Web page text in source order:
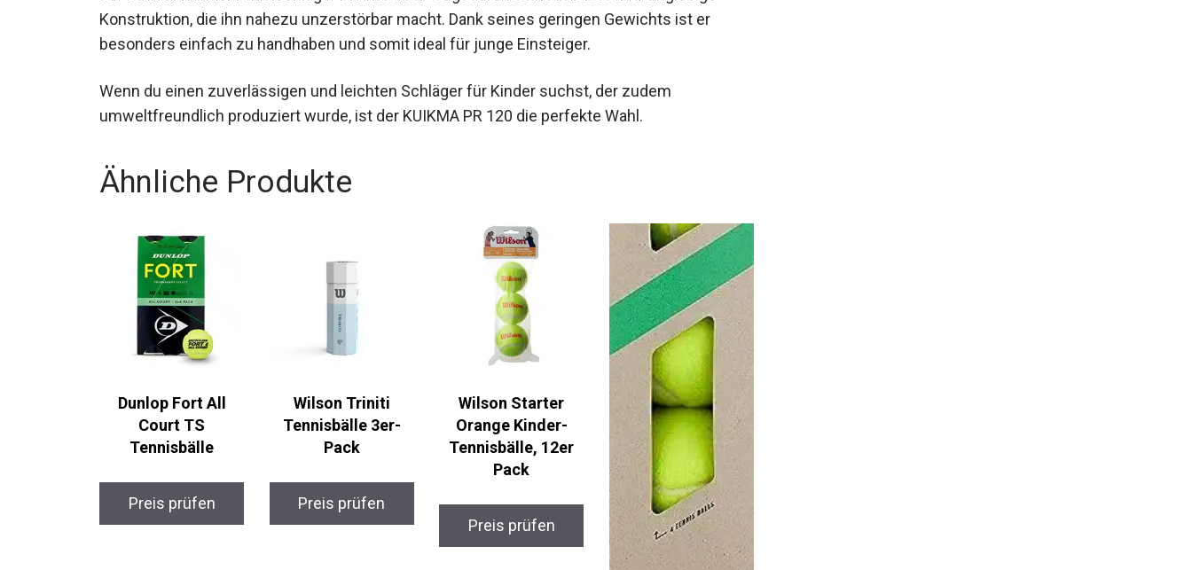
Konstruktion, die ihn nahezu unzerstörbar macht. Dank seines geringen Gewichts ist er
besonders einfach zu handhaben und somit ideal für junge Einsteiger.
Wenn du einen zuverlässigen und leichten Schläger für Kinder suchst, der zudem
umweltfreundlich produziert wurde, ist der KUIKMA PR 120 die perfekte Wahl.
Ähnliche Produkte
Dunlop Fort All
Court TS
Tennisbälle
Preis prüfen
Wilson Triniti
Tennisbälle 3er-
Pack
Preis prüfen
Wilson Starter
Orange Kinder-
Tennisbälle, 12er
Pack
Preis prüfen